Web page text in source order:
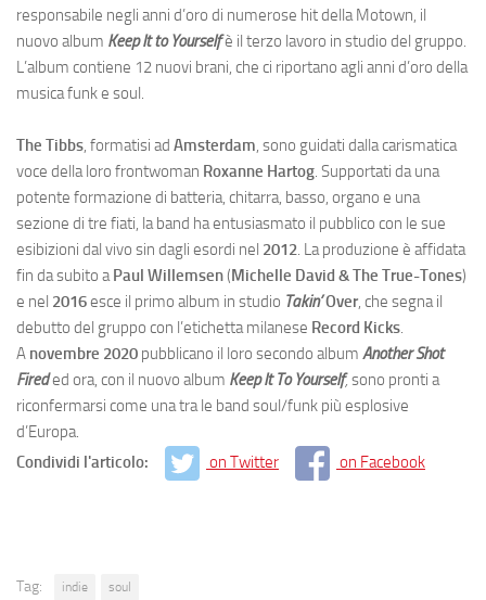
responsabile negli anni d’oro di numerose hit della Motown, il
nuovo album Keep It to Yourselfè il terzo lavoro in studio del gruppo.
L’album contiene 12 nuovi brani, che ci riportano agli anni d’oro della
musica funk e soul.
The Tibbs, formatisi ad Amsterdam, sono guidati dalla carismatica
voce della loro frontwoman Roxanne Hartog. Supportati da una
potente formazione di batteria, chitarra, basso, organo e una
sezione di tre fiati, la band ha entusiasmato il pubblico con le sue
esibizioni dal vivo sin dagli esordi nel 2012. La produzione è affidata
fin da subito aPaul Willemsen(Michelle David & The True-Tones)
e nel 2016esce il primo album in studio Takin’Over, che segna il
debutto del gruppo con l’etichetta milanese Record Kicks.
A novembre 2020 pubblicano il loro secondo album Another Shot
Fireded ora, con il nuovo album Keep It To Yourself,sono pronti a
riconfermarsi come una tra le band soul/funk più esplosive
d’Europa.
Condividi l'articolo:
on Twitter on Facebook
Tag: indie soul